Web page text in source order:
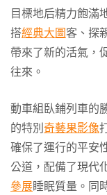
目標地后精力飽滿
搭經典大圖客、探
帶來了新的活氣，
往來。
動車組臥鋪列車的
的特別奇藝果影像
確保了運行的平安
公道，配備了現代
參展睡眠質量。同